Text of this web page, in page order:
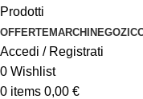
Prodotti
OFFERTEMARCHINEGOZI
Accedi / Registrati
0 Wishlist
0 items 0,00 €